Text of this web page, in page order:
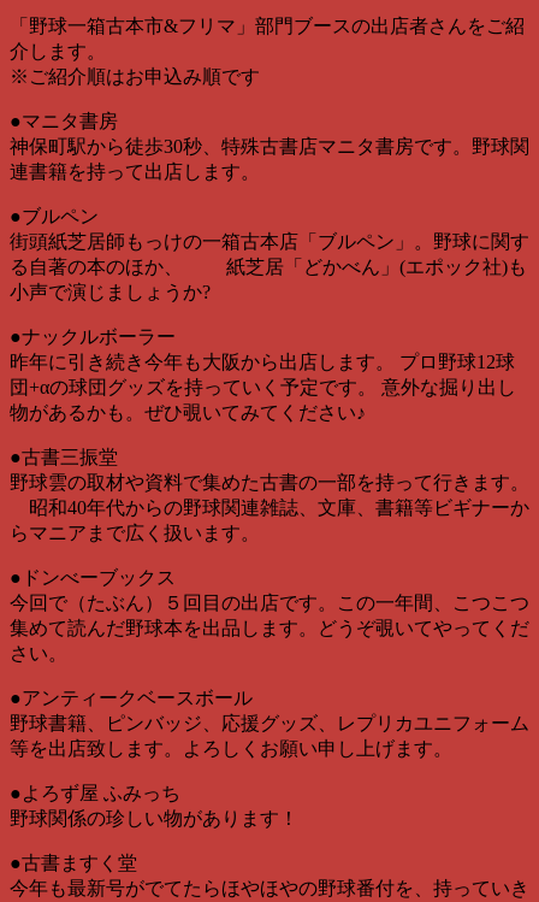
「野球一箱古本市&フリマ」部門ブースの出店者さんをご紹
介します。
※ご紹介順はお申込み順です
●マニタ書房
神保町駅から徒歩30秒、特殊古書店マニタ書房です。野球関
連書籍を持って出店します。
●ブルペン
街頭紙芝居師もっけの一箱古本店「ブルペン」。野球に関す
る自著の本のほか、 紙芝居「どかべん」(エポック社)も
小声で演じましょうか?
●ナックルボーラー
昨年に引き続き今年も大阪から出店します。 プロ野球12球
団+αの球団グッズを持っていく予定です。 意外な掘り出し
物があるかも。ぜひ覗いてみてください♪
●古書三振堂
野球雲の取材や資料で集めた古書の一部を持って行きます。
昭和40年代からの野球関連雑誌、文庫、書籍等ビギナーか
らマニアまで広く扱います。
●ドンべーブックス
今回で（たぶん）５回目の出店です。この一年間、こつこつ
集めて読んだ野球本を出品します。どうぞ覗いてやってくだ
さい。
●アンティークベースボール
野球書籍、ピンバッジ、応援グッズ、レプリカユニフォーム
等を出店致します。よろしくお願い申し上げます。
●よろず屋 ふみっち
野球関係の珍しい物があります！
●古書ますく堂
今年も最新号がでてたらほやほやの野球番付を、持っていき